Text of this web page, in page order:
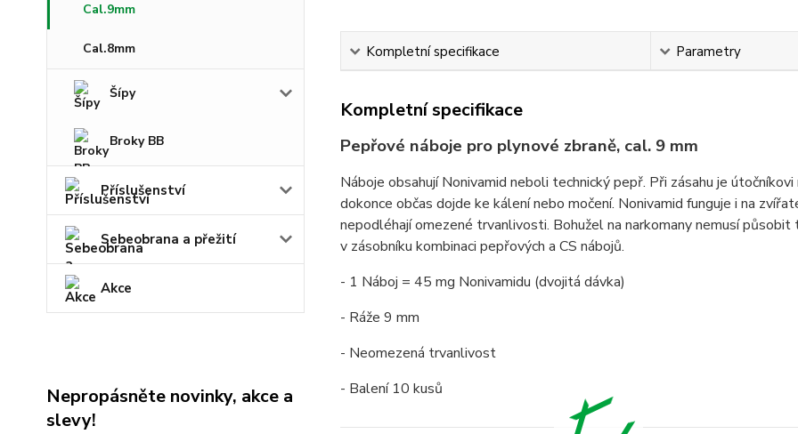
Cal.9mm
Cal.8mm
Šípy
Broky BB
Příslušenství
Sebeobrana a přežití
Akce
Nepropásněte novinky, akce a
slevy!
Kompletní specifikace Parametry
Kompletní specifikace
Pepřové náboje pro plynové zbraně, cal. 9 mm
Náboje obsahují Nonivamid neboli technický pepř. Při zásahu je
dokonce občas dojde ke kálení nebo močení. Nonivamid funguje i na
nepodléhají omezené trvanlivosti. Bohužel na narkomany nemusí
v zásobníku kombinaci pepřových a CS nábojů.
- 1 Náboj = 45 mg Nonivamidu (dvojitá dávka)
- Ráže 9 mm
- Neomezená trvanlivost
- Balení 10 kusů